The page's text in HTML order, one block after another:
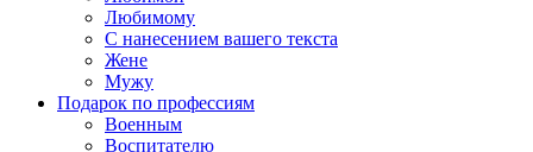
Любимому
С нанесением вашего текста
Жене
Мужу
Подарок по профессиям
Военным
Воспитателю